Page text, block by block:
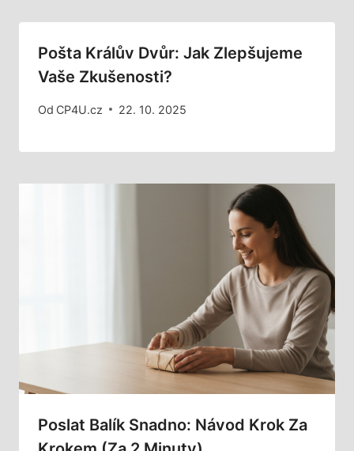
Pošta Králův Dvůr: Jak Zlepšujeme
Vaše Zkušenosti?
Od CP4U.cz 22. 10. 2025
Poslat Balík Snadno: Návod Krok Za